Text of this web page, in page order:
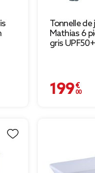
€ à 59,70 €
Tonnelle
Mathias 6
gris
199,00 €